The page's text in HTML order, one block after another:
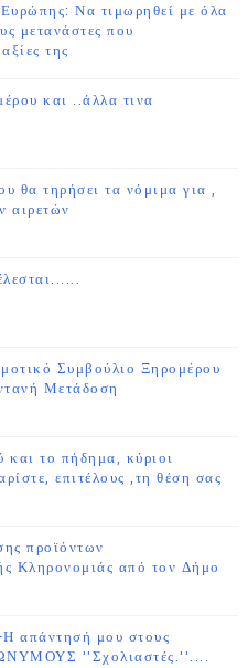
Να τιμωρηθεί με όλα
μετανάστες που
της
και ..άλλα τινα
θα τηρήσει τα νόμιμα για ,
αιρετών
Συμβούλιο Ξηρομέρου
Μετάδοση
και το πήδημα, κύριοι
επιτέλους ,τη θέση σας
προϊόντων
Κληρονομιάς από τον Δήμο
απάντησή μου στους
''Σχολιαστές.''....